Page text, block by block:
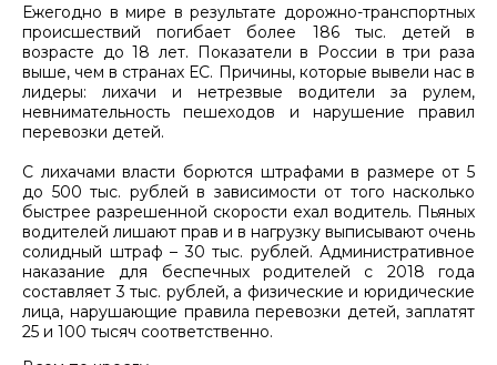
Ежегодно в мире в результате дорожно-транспортных
происшествий погибает более 186 тыс. детей в
возрасте до 18 лет. Показатели в России в три раза
выше, чем в странах ЕС. Причины, которые вывели нас в
лидеры: лихачи и нетрезвые водители за рулем,
невнимательность пешеходов и нарушение правил
перевозки детей.
С лихачами власти борются штрафами в размере от 5
до 500 тыс. рублей в зависимости от того насколько
быстрее разрешенной скорости ехал водитель. Пьяных
водителей лишают прав и в нагрузку выписывают очень
солидный штраф – 30 тыс. рублей. Административное
наказание для беспечных родителей с 2018 года
составляет 3 тыс. рублей, а физические и юридические
лица, нарушающие правила перевозки детей, заплатят
25 и 100 тысяч соответственно.